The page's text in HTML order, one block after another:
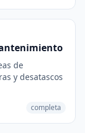
de
y desatascos
completa